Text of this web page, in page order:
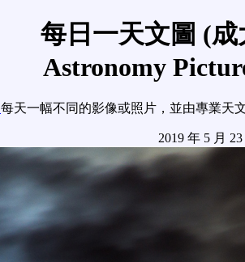
每日一天文圖 (
Astronomy
每天一幅不同的影像或照片，並由專業天
2019 年 5 月 23